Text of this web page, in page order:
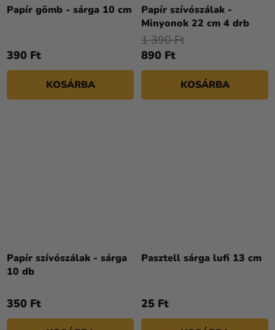
Papír gömb - sárga 10 cm
390 Ft
KOSÁRBA
Papír szívószálak -
Minyonok 22 cm 4 drb
890 Ft
1 390 Ft
KOSÁRBA
Papír szívószálak - sárga
10 db
350 Ft
Pasztell sárga lufi 13 cm
termék
5,0
25 Ft